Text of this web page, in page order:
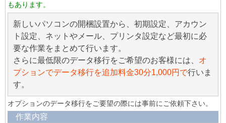
もあります。
新しいパソコンの開梱設置から、初期設定、アカウン
ト設定、ネットやメール、プリンタ設定など最初に必
要な作業をまとめて行います。
さらに最低限のデータ移行をご希望のお客様には、 オ
プションでデータ移行を追加料金30分1,000円で行いま
す。
オプションのデータ移行をご要望の際には事前にご依頼下さい。
作業内容